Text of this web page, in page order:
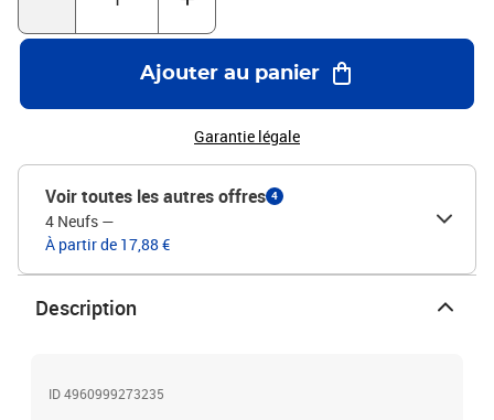
Ajouter au panier
Garantie légale
Voir toutes les autres offres 4
4 Neufs —
À partir de 17,88 €
Description
ID 4960999273235